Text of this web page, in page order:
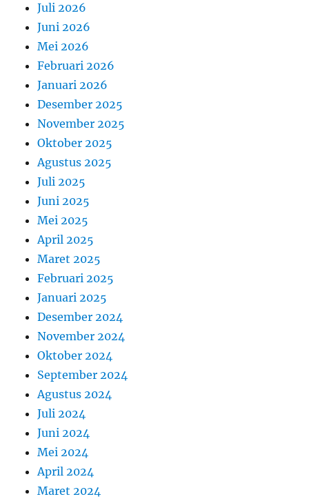
Juli 2026
Juni 2026
Mei 2026
Februari 2026
Januari 2026
Desember 2025
November 2025
Oktober 2025
Agustus 2025
Juli 2025
Juni 2025
Mei 2025
April 2025
Maret 2025
Februari 2025
Januari 2025
Desember 2024
November 2024
Oktober 2024
September 2024
Agustus 2024
Juli 2024
Juni 2024
Mei 2024
April 2024
Maret 2024